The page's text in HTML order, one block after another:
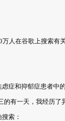
人在谷歌上搜索
症和抑郁症患者中
的有一天，我经历
索：